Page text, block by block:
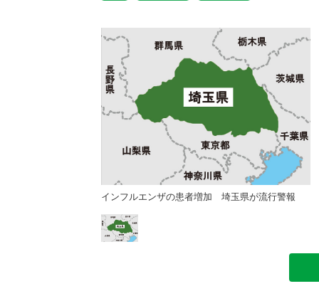
インフルエンザの患者増加 埼玉県が流行警報